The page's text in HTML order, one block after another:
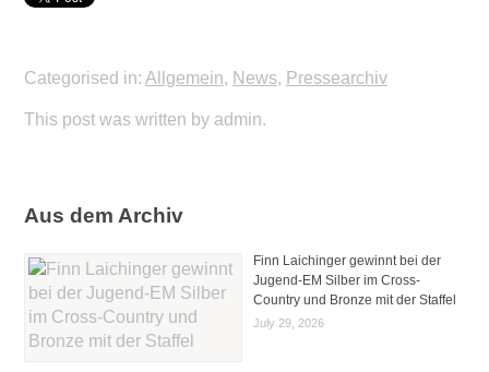
Categorised in: Allgemein, News, Pressearchiv
This post was written by admin.
Aus dem Archiv
Finn Laichinger gewinnt bei der
Jugend-EM Silber im Cross-
Country und Bronze mit der Staffel
July 29, 2026